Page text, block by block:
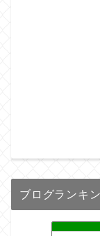
ブログランキ